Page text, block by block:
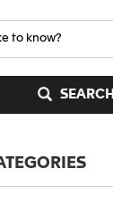
SEARCH